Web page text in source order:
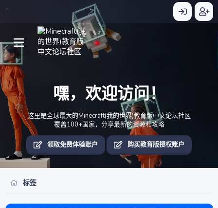
嘿，欢迎访问！
这里是全球最大的Minecraft(我的世界)教育版中文论坛社区
覆盖100+国家，分享最新的资源和攻略
领取免费体验账户 购买教育版授权账户
标签